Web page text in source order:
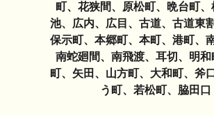
町、花狭間、原松町、晩台町
池、広内、広目、古道、古道東
保示町、本郷町、本町、港町、
南蛇廻間、南飛渡、耳切、明和
町、矢田、山方町、大和町、斧
う町、若松町、脇田口